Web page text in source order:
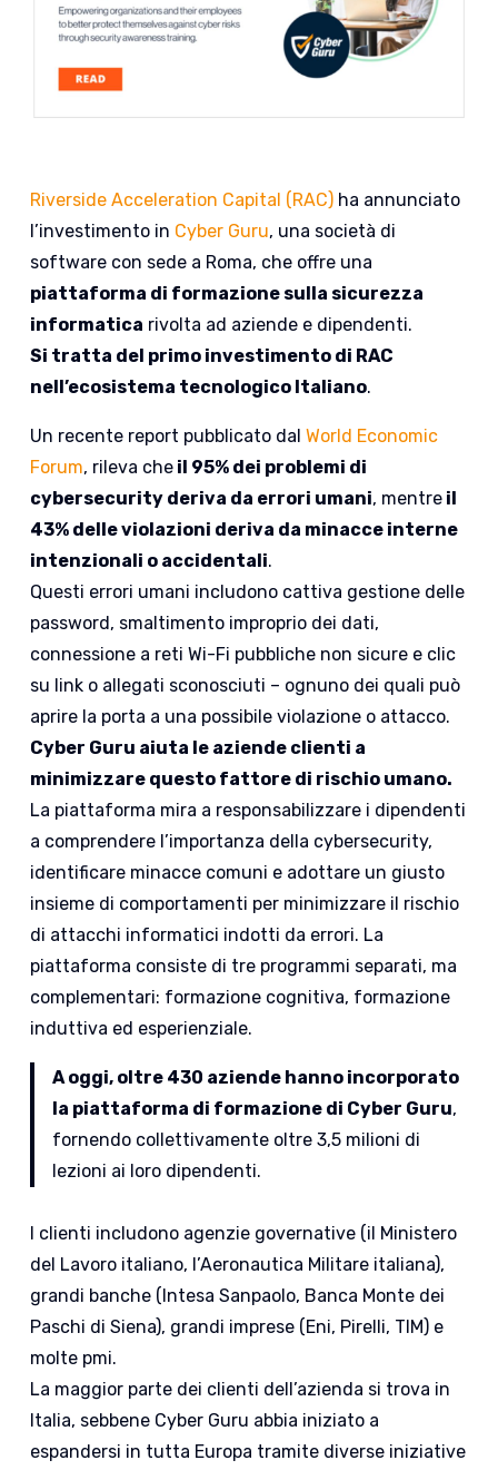
Riverside Acceleration Capital (RAC) ha annunciato
l’investimento in Cyber Guru, una società di
software con sede a Roma, che offre una
piattaforma di formazione sulla sicurezza
informatica rivolta ad aziende e dipendenti.
Si tratta del primo investimento di RAC
nell’ecosistema tecnologico Italiano.
Un recente report pubblicato dalWorld Economic
Forum, rileva che il 95% dei problemi di
cybersecurity deriva da errori umani, mentre il
43% delle violazioni deriva da minacce interne
intenzionali o accidentali.
Questi errori umani includono cattiva gestione delle
password, smaltimento improprio dei dati,
connessione a reti Wi-Fi pubbliche non sicure e clic
su link o allegati sconosciuti – ognuno dei quali può
aprire la porta a una possibile violazione o attacco.
Cyber Guru aiuta le aziende clienti a
minimizzare questo fattore di rischio umano.
La piattaforma mira a responsabilizzare i dipendenti
a comprendere l’importanza della cybersecurity,
identificare minacce comuni e adottare un giusto
insieme di comportamenti per minimizzare il rischio
di attacchi informatici indotti da errori. La
piattaforma consiste di tre programmi separati, ma
complementari: formazione cognitiva, formazione
induttiva ed esperienziale.
A oggi, oltre 430 aziende hanno incorporato
la piattaforma di formazione di Cyber Guru,
fornendo collettivamente oltre 3,5 milioni di
lezioni ai loro dipendenti.
I clienti includono agenzie governative (il Ministero
del Lavoro italiano, l’Aeronautica Militare italiana),
grandi banche (Intesa Sanpaolo, Banca Monte dei
Paschi di Siena), grandi imprese (Eni, Pirelli, TIM) e
molte pmi.
La maggior parte dei clienti dell’azienda si trova in
Italia, sebbene Cyber Guru abbia iniziato a
espandersi in tutta Europa tramite diverse iniziative